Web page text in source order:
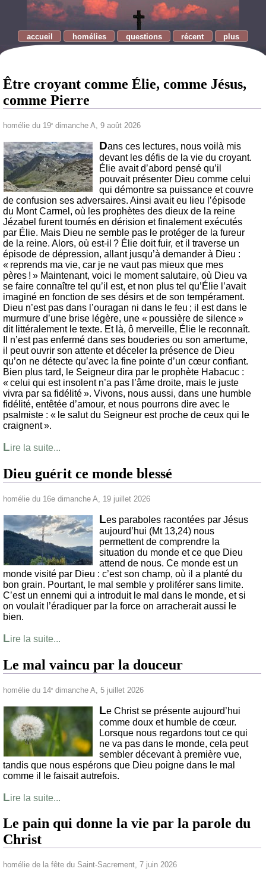
accueil homélies questions récent plus
Être croyant comme Élie, comme Jésus,
comme Pierre
homélie du 19e dimanche A, 9 août 2026
Dans ces lectures, nous voilà mis
devant les défis de la vie du croyant.
Élie avait d’abord pensé qu’il
pouvait présenter Dieu comme celui
qui démontre sa puissance et couvre
de confusion ses adversaires. Ainsi avait eu lieu l’épisode
du Mont Carmel, où les prophètes des dieux de la reine
Jézabel furent tournés en dérision et finalement exécutés
par Élie. Mais Dieu ne semble pas le protéger de la fureur
de la reine. Alors, où est-il ? Élie doit fuir, et il traverse un
épisode de dépression, allant jusqu’à demander à Dieu :
« reprends ma vie, car je ne vaut pas mieux que mes
pères ! » Maintenant, voici le moment salutaire, où Dieu va
se faire connaître tel qu’il est, et non plus tel qu’Élie l’avait
imaginé en fonction de ses désirs et de son tempérament.
Dieu n’est pas dans l’ouragan ni dans le feu ; il est dans le
murmure d’une brise légère, une « poussière de silence »
dit littéralement le texte. Et là, ô merveille, Élie le reconnaît.
Il n’est pas enfermé dans ses bouderies ou son amertume,
il peut ouvrir son attente et déceler la présence de Dieu
qu’on ne détecte qu’avec la fine pointe d’un cœur confiant.
Bien plus tard, le Seigneur dira par le prophète Habacuc :
« celui qui est insolent n’a pas l’âme droite, mais le juste
vivra par sa fidélité ». Vivons, nous aussi, dans une humble
fidélité, entêtée d’amour, et nous pourrons dire avec le
psalmiste : « le salut du Seigneur est proche de ceux qui le
craignent ».
Lire la suite...
Dieu guérit ce monde blessé
homélie du 16e dimanche A, 19 juillet 2026
Les paraboles racontées par Jésus
aujourd’hui (Mt 13,24) nous
permettent de comprendre la
situation du monde et ce que Dieu
attend de nous. Ce monde est un
monde visité par Dieu : c’est son champ, où il a planté du
bon grain. Pourtant, le mal semble y proliférer sans limite.
C’est un ennemi qui a introduit le mal dans le monde, et si
on voulait l’éradiquer par la force on arracherait aussi le
bien.
Lire la suite...
Le mal vaincu par la douceur
homélie du 14e dimanche A, 5 juillet 2026
Le Christ se présente aujourd’hui
comme doux et humble de cœur.
Lorsque nous regardons tout ce qui
ne va pas dans le monde, cela peut
sembler décevant à première vue,
tandis que nous espérons que Dieu poigne dans le mal
comme il le faisait autrefois.
Lire la suite...
Le pain qui donne la vie par la parole du
Christ
homélie de la fête du Saint-Sacrement, 7 juin 2026